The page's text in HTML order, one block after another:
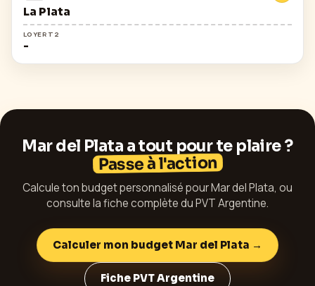
La Plata
LOYER T2
-
Mar del Plata a tout pour te plaire ?
Passe à l'action
Calcule ton budget personnalisé pourMar del Plata, ou
consulte la fiche complète du PVTArgentine.
Calculer mon budget Mar del Plata →
Fiche PVTArgentine